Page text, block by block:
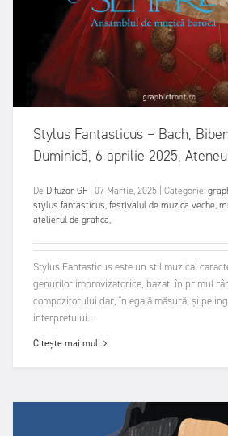
Stylus Fantasticus – Bach,
Duminică, 6 aprilie 2025,
De Difuzor GF | 07 Martie, 2025 | Categorie:
stylus fantasticus,festivalul de muzica veche,
atelierul de grafica,
Stylus Fantasticus este un stil muzical
genurilor improvizatorice, bazat, în primul
compozitorului dar, în egală măsură, și pe
interpretului...
Citește mai mult